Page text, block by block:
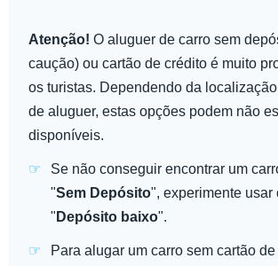
Atenção! O aluguer de carro sem
caução) ou cartão de crédito é muito
os turistas. Dependendo da
de aluguer, estas opções podem não
disponíveis.
Se não conseguir encontrar um
"Sem Depósito", experimente usar
" Depósito baixo".
Para alugar um carro sem cartão